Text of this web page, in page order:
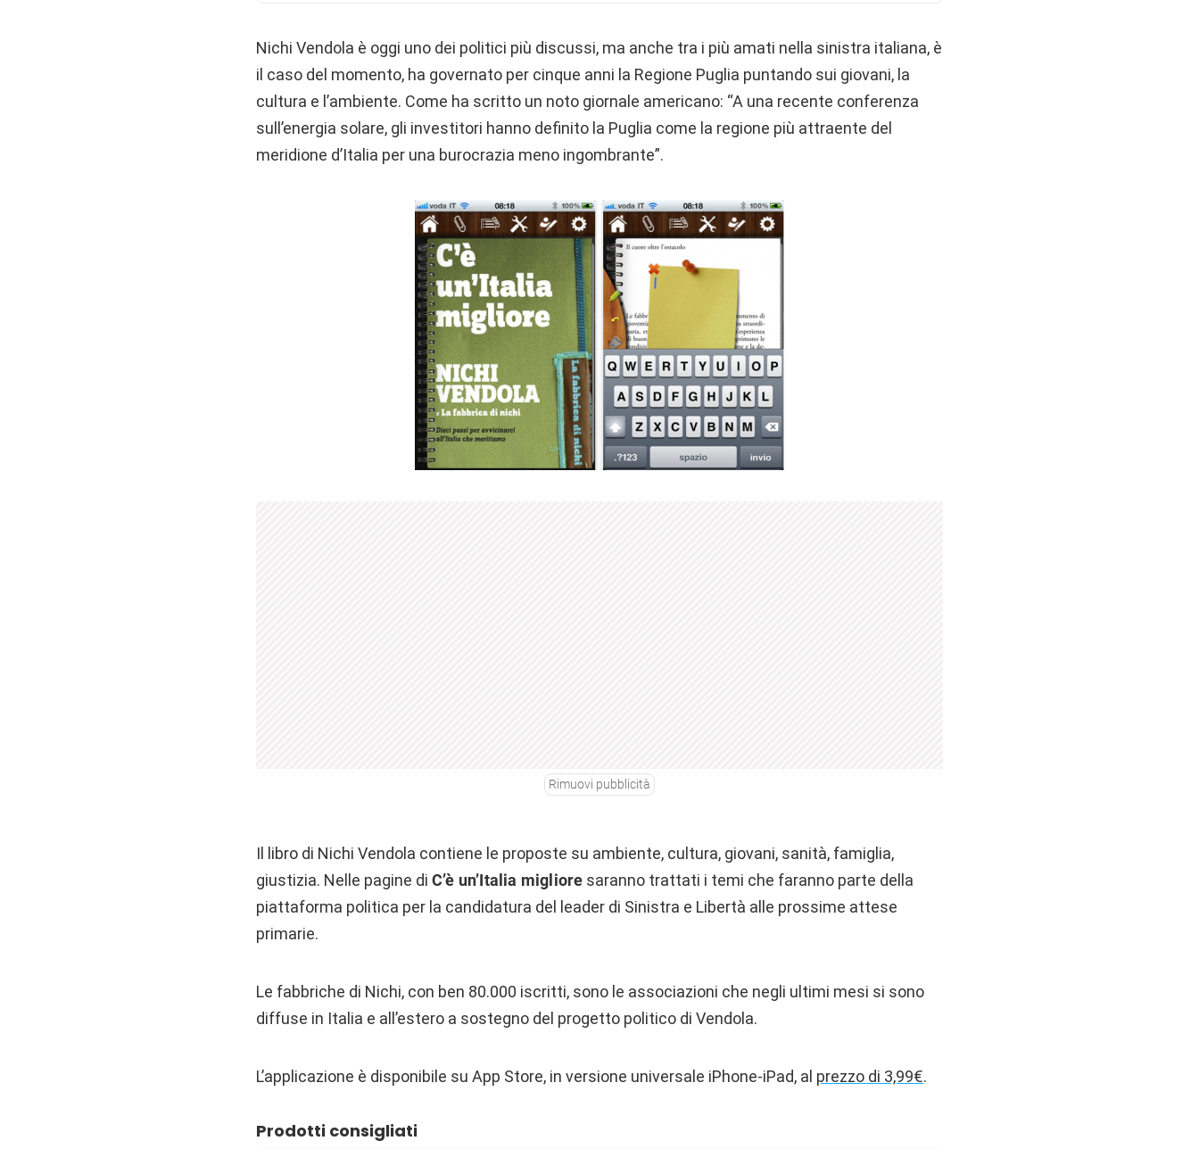
Nichi Vendola è oggi uno dei politici più discussi, ma anche tra i più amati nella sinistra italiana, è
il caso del momento, ha governato per cinque anni la Regione Puglia puntando sui giovani, la
cultura e l’ambiente. Come ha scritto un noto giornale americano: “A una recente conferenza
sull’energia solare, gli investitori hanno definito la Puglia come la regione più attraente del
meridione d’Italia per una burocrazia meno ingombrante”.
Rimuovi pubblicità
Il libro di Nichi Vendola contiene le proposte su ambiente, cultura, giovani, sanità, famiglia,
giustizia. Nelle pagine di C’è un’Italia migliore saranno trattati i temi che faranno parte della
piattaforma politica per la candidatura del leader di Sinistra e Libertà alle prossime attese
primarie.
Le fabbriche di Nichi, con ben 80.000 iscritti, sono le associazioni che negli ultimi mesi si sono
diffuse in Italia e all’estero a sostegno del progetto politico di Vendola.
L’applicazione è disponibile su App Store, in versione universale iPhone-iPad, al prezzo di 3,99€.
Prodotti consigliati